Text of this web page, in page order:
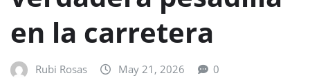
en la carretera
Rubi Rosas May 21, 2026 0